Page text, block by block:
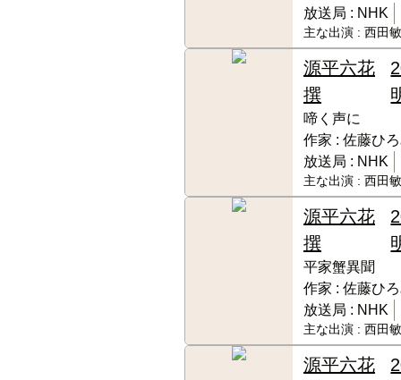
放送局 : NHK
主な出演 : 西田
源平六花
撰
啼く声に
作家 : 佐藤ひ
放送局 : NHK
主な出演 : 西田
源平六花
撰
平家蟹異聞
作家 : 佐藤ひ
放送局 : NHK
主な出演 : 西田
源平六花